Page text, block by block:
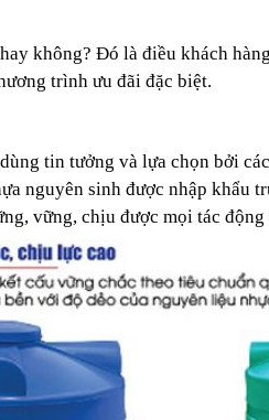
không? Đó là điều khách
trình ưu đãi đặc biệt.
tin tưởng và lựa chọn bởi
nguyên sinh được nhập
vững, chịu được mọi tác động